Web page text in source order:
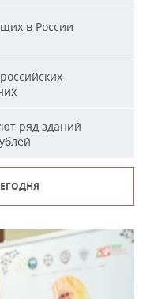
в России
ряд зданий